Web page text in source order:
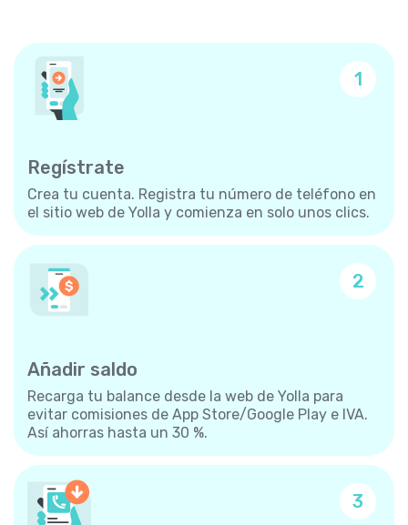
1
Regístrate
Crea tu cuenta. Registra tu número de teléfono en
el sitio web de Yolla y comienza en solo unos clics.
2
Añadir saldo
Recarga tu balance desde la web de Yolla para
evitar comisiones de App Store/Google Play e IVA.
Así ahorras hasta un 30 %.
3